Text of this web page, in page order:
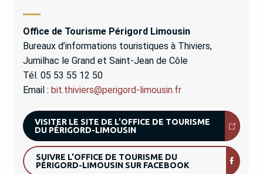
Office de Tourisme Périgord Limousin
Bureaux d’informations touristiques à Thiviers,
Jumilhac le Grand et Saint-Jean de Côle
Tél. 05 53 55 12 50
Email : bit.thiviers@perigord-limousin.fr
VISITER LE SITE DE L'OFFICE DE TOURISME
DU PÉRIGORD-LIMOUSIN
SUIVRE L'OFFICE DE TOURISME DU
PÉRIGORD-LIMOUSIN SUR FACEBOOK